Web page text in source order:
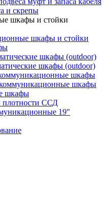
и скрепы
шкафы и стойки
шкафы и стойки
шкафы (outdoor)
шкафы (outdoor)
шкафы
шкафы
шкафы
ССД
19"